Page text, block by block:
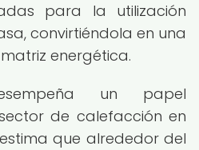
para la utilización
convirtiéndola en una
energética.
un papel
de calefacción en
que alrededor del